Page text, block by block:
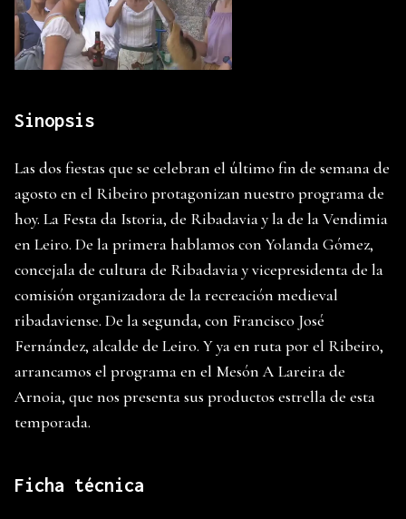
Sinopsis
Las dos fiestas que se celebran el último fin de semana de
agosto en el Ribeiro protagonizan nuestro programa de
hoy. La Festa da Istoria, de Ribadavia y la de la Vendimia
en Leiro. De la primera hablamos con Yolanda Gómez,
concejala de cultura de Ribadavia y vicepresidenta de la
comisión organizadora de la recreación medieval
ribadaviense. De la segunda, con Francisco José
Fernández, alcalde de Leiro. Y ya en ruta por el Ribeiro,
arrancamos el programa en el Mesón A Lareira de
Arnoia, que nos presenta sus productos estrella de esta
temporada.
Ficha técnica